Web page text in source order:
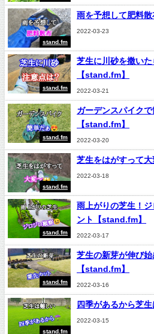
stand.fm
雨を予想して肥料
2022-03-23
stand.fm
芝生に川砂を撒い
【stand.fm】
2022-03-21
stand.fm
ガーデンスパイク
【stand.fm】
2022-03-20
stand.fm
芝生をはがすって
2022-03-18
stand.fm
雨上がりの芝生！
ント【stand.fm】
2022-03-17
stand.fm
芝生の新芽が伸び
【stand.fm】
2022-03-16
stand.fm
四季があるから芝
2022-03-15